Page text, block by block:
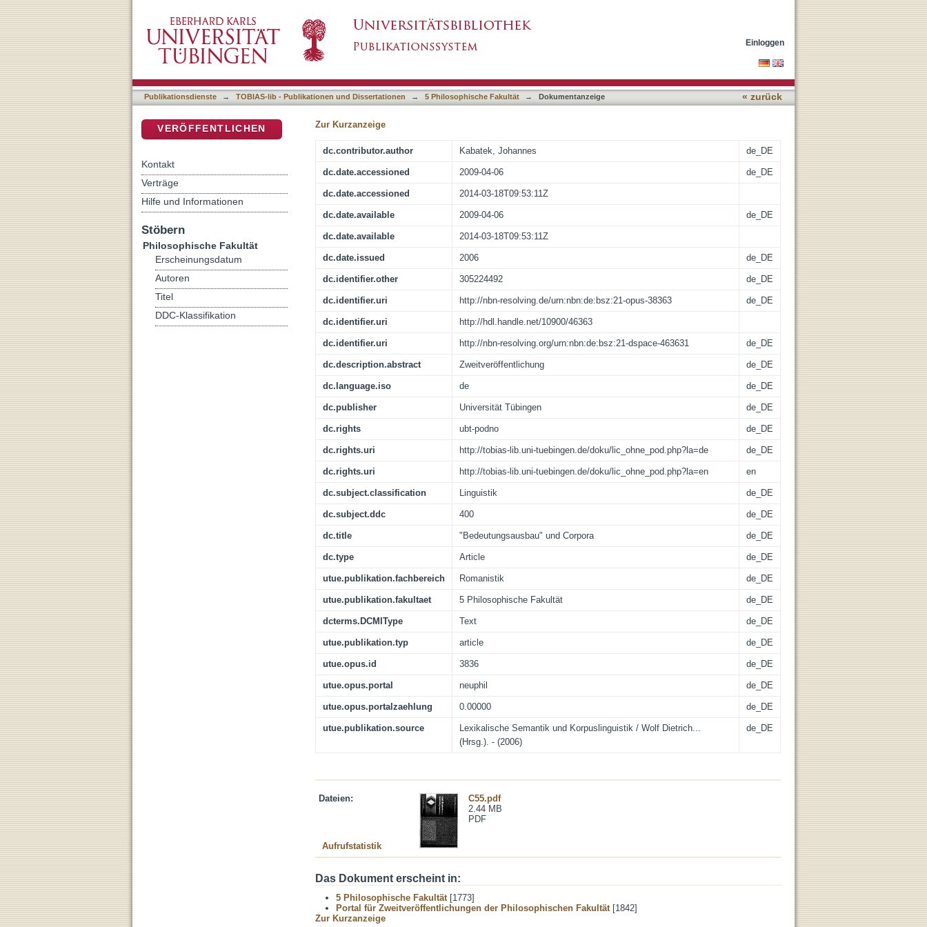
Einloggen
Publikationsdienste → TOBIAS-lib - Publikationen und Dissertationen → 5 Philosophische Fakultät → Dokumentanzeige « zurück
Zur Kurzanzeige
dc.contributor.author Kabatek, Johannes de_DE
dc.date.accessioned 2009-04-06 de_DE
dc.date.accessioned 2014-03-18T09:53:11Z
dc.date.available 2009-04-06 de_DE
dc.date.available 2014-03-18T09:53:11Z
dc.date.issued 2006 de_DE
dc.identifier.other 305224492 de_DE
dc.identifier.uri http://nbn-resolving.de/urn:nbn:de:bsz:21-opus-38363 de_DE
dc.identifier.uri http://hdl.handle.net/10900/46363
dc.identifier.uri http://nbn-resolving.org/urn:nbn:de:bsz:21-dspace-463631 de_DE
dc.description.abstract Zweitveröffentlichung de_DE
dc.language.iso de de_DE
dc.publisher Universität Tübingen de_DE
dc.rights ubt-podno de_DE
dc.rights.uri http://tobias-lib.uni-tuebingen.de/doku/lic_ohne_pod.php?la=de de_DE
dc.rights.uri http://tobias-lib.uni-tuebingen.de/doku/lic_ohne_pod.php?la=en en
dc.subject.classification Linguistik de_DE
dc.subject.ddc 400 de_DE
dc.title "Bedeutungsausbau" und Corpora de_DE
dc.type Article de_DE
utue.publikation.fachbereich Romanistik de_DE
utue.publikation.fakultaet 5 Philosophische Fakultät de_DE
dcterms.DCMIType Text de_DE
utue.publikation.typ article de_DE
utue.opus.id 3836 de_DE
utue.opus.portal neuphil de_DE
utue.opus.portalzaehlung 0.00000 de_DE
utue.publikation.source
Lexikalische Semantik und Korpuslinguistik / Wolf Dietrich...
(Hrsg.). - (2006)
de_DE
Dateien:
C55.pdf
2.44 MB
PDF
Aufrufstatistik
Das Dokument erscheint in:
5 Philosophische Fakultät[1773]
Portal für Zweitveröffentlichungen der Philosophischen Fakultät[1842]
Zur Kurzanzeige
VERÖFFENTLICHEN
Kontakt
Verträge
Hilfe und Informationen
Stöbern
Philosophische Fakultät
Erscheinungsdatum
Autoren
Titel
DDC-Klassifikation